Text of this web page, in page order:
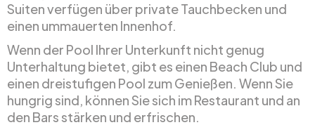
Suiten verfügen über private Tauchbecken und
einen ummauerten Innenhof.
Wenn der Pool Ihrer Unterkunft nicht genug
Unterhaltung bietet, gibt es einen Beach Club und
einen dreistufigen Pool zum Genießen. Wenn Sie
hungrig sind, können Sie sich im Restaurant und an
den Bars stärken und erfrischen.